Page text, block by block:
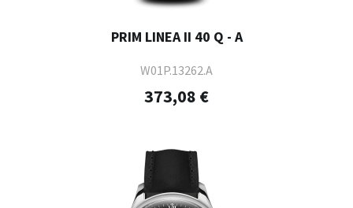
PRIM LINEA II 40 Q - A
W01P.13262.A
373,08 €